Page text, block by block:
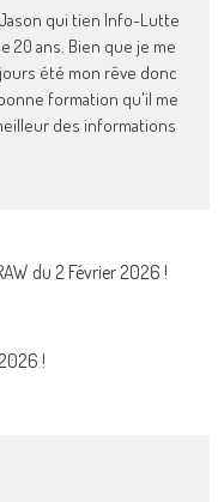
qui tien Info-Lutte
20 ans. Bien que je me
été mon rêve donc
formation qu'il me
des informations
du 2 Février 2026 !
!